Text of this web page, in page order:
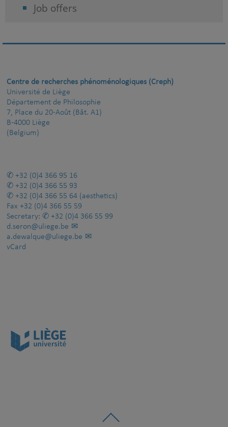
Job offers
Centre de recherches phénoménologiques (Creph)
Université de Liège
Département de Philosophie
7, Place du 20-Août (Bât. A1)
B-4000 Liège
(Belgium)
+32 (0)4 366 95 16
+32 (0)4 366 55 93
+32 (0)4 366 55 64 (aesthetics)
Fax +32 (0)4 366 55 59
Secretary:
+32 (0)4 366 55 99
d.seron@uliege.be
a.dewalque@uliege.be
vCard